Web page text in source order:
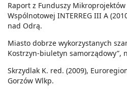
Raport z Funduszy
Wspólnotowej INTERREG III A
nad Odrą.
Miasto dobrze wykorzystanych
Kostrzyn-biuletyn samorządowy”,
Skrzydlak K. red. (2009),
Gorzów Wlkp.